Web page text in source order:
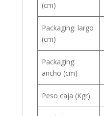
(cm)
Packaging: largo
(cm)
Packaging:
ancho (cm)
Peso caja (Kgr)